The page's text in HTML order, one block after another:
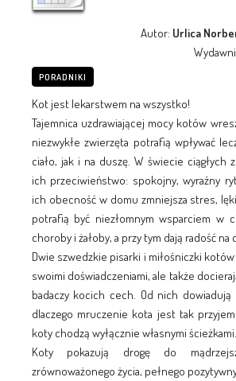
Autor: Urlica
PORADNIKI
Kot jest lekarstwem na wszystko!
Tajemnica uzdrawiającej mocy kotów
niezwykłe zwierzęta potrafią wpływać
ciało, jak i na duszę. W świecie ciągłych
ich przeciwieństwo: spokojny, wyraźny
ich obecność w domu zmniejsza stres,
potrafią być niezłomnym wsparciem w
choroby i żałoby, a przy tym dają radość na
Dwie szwedzkie pisarki i miłośniczki
swoimi doświadczeniami, ale także
badaczy kocich cech. Od nich dowiadują
dlaczego mruczenie kota jest tak
koty chodzą wyłącznie własnymi ścieżkami.
Koty pokazują drogę do
zrównoważonego życia, pełnego